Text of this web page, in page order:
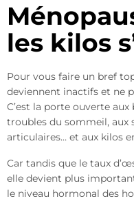
les kilos
Pour vous faire un bref
deviennent inactifs et ne
C’est la porte ouverte
troubles du sommeil, aux
articulaires… et aux kilos
Car tandis que le taux
elle devient plus
le niveau hormonal des